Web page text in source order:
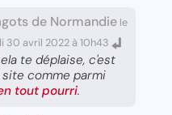
de Normandie le
30 avril 2022 à 10h43
te déplaise, c'est
comme parmi
tout pourri.